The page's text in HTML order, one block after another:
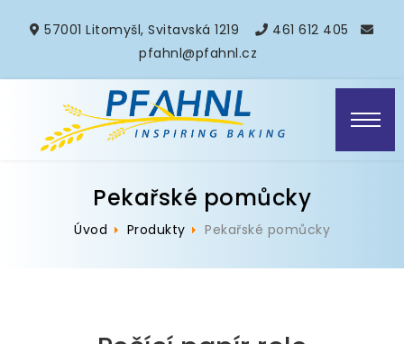
57001 Litomyšl, Svitavská 1219
461 612 405
pfahnl@pfahnl.cz
Pekařské pomůcky
Úvod Produkty Pekařské pomůcky